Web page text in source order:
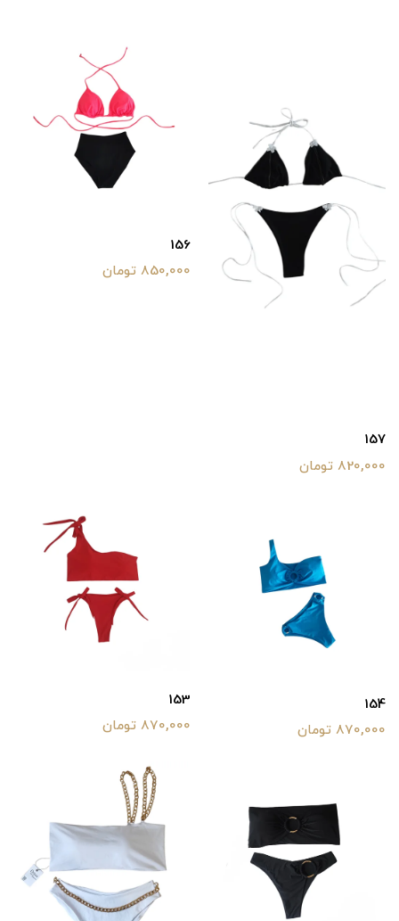
157
820,000 تومان
156
850,000 تومان
154
870,000 تومان
153
870,000 تومان